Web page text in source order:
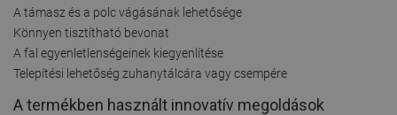
A támasz és a polc vágásának lehetősége
Könnyen tisztítható bevonat
A fal egyenletlenségeinek kiegyenlítése
Telepítési lehetőség zuhanytálcára vagy csempére
A termékben használt innovatív megoldások